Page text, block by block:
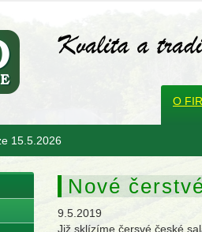
O
15.5.2026
Nové
9.5.2019
Již sklízíme čersvé české